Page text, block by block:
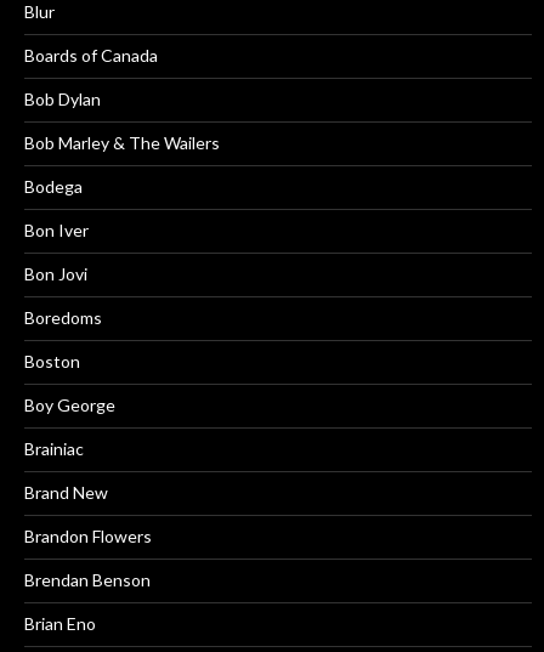
Blur
Boards of Canada
Bob Dylan
Bob Marley & The Wailers
Bodega
Bon Iver
Bon Jovi
Boredoms
Boston
Boy George
Brainiac
Brand New
Brandon Flowers
Brendan Benson
Brian Eno